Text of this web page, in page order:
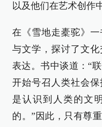
以及他们在艺术创作
在《雪地走橐驼》
与文学，探讨了文
表达。书中谈道：“
开始号召人类社会
是认识到人类的文
的。”因此，只有尊